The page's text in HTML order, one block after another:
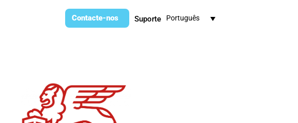
Contacte-nos Suporte Português